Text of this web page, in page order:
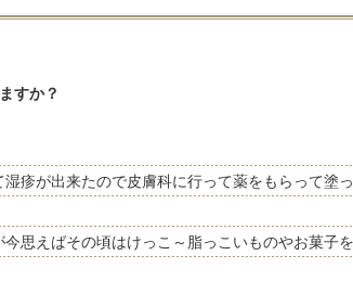
すか？
疹が出来たので皮膚科に行って薬をもらって塗
思えばその頃はけっこ～脂っこいものやお菓子